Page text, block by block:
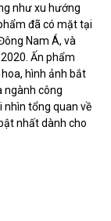
như xu hướng
đã có mặt tại
Nam Á, và
Ấn phẩm
hình ảnh bắt
ngành công
nhìn tổng quan về
nhất dành cho